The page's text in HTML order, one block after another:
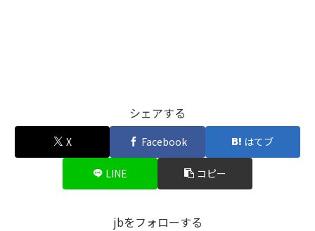
シェアする
X Facebook はてブ
LINE コピー
jbをフォローする